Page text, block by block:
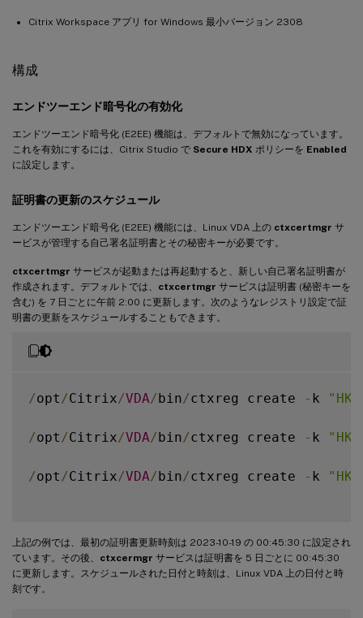
Citrix Workspace アプリ for Windows 最小バージョン 2308
構成
エンドツーエンド暗号化の有効化
エンドツーエンド暗号化 (E2EE) 機能は、デフォルトで無効になっています。
これを有効にするには、Citrix Studio で Secure HDX ポリシーを Enabled
に設定します。
証明書の更新のスケジュール
エンドツーエンド暗号化 (E2EE) 機能には、Linux VDA 上の ctxcertmgr サ
ービスが管理する自己署名証明書とその秘密キーが必要です。
ctxcertmgr サービスが起動または再起動すると、新しい自己署名証明書が
作成されます。デフォルトでは、 ctxcertmgr サービスは証明書 (秘密キーを
含む) を 7 日ごとに午前 2:00 に更新します。次のようなレジストリ設定で証
明書の更新をスケジュールすることもできます。
/opt /Citrix/VDA/bin/ctxreg create - k
/opt /Citrix/VDA/bin/ctxreg create - k
/opt /Citrix/VDA/bin/ctxreg create - k
上記の例では、最初の証明書更新時刻は 2023-10-19 の 00:45:30 に設定され
ています。その後、 ctxcermgr サービスは証明書を 5 日ごとに 00:45:30
に更新します。スケジュールされた日付と時刻は、Linux VDA 上の日付と時
刻です。